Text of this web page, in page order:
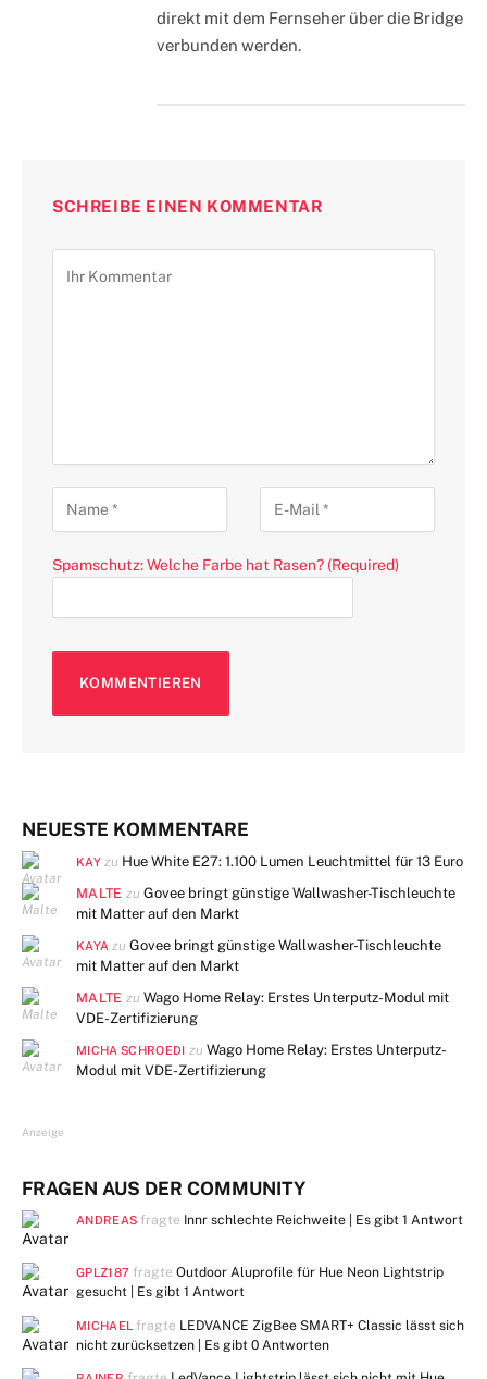
direkt mit dem Fernseher über die Bridge
verbunden werden.
SCHREIBE EINEN KOMMENTAR
Spamschutz: Welche Farbe hat Rasen? (Required)
NEUESTE KOMMENTARE
KAY zu Hue White E27: 1.100 Lumen Leuchtmittel für 13 Euro
MALTE zu Govee bringt günstige Wallwasher-Tischleuchte
mit Matter auf den Markt
KAYA zuGovee bringt günstige Wallwasher-Tischleuchte
mit Matter auf den Markt
MALTE zu Wago Home Relay: Erstes Unterputz-Modul mit
VDE-Zertifizierung
MICHA SCHROEDI zu Wago Home Relay: Erstes Unterputz-
Modul mit VDE-Zertifizierung
Anzeige
FRAGEN AUS DER COMMUNITY
ANDREAS fragte Innr schlechte Reichweite | Es gibt1 Antwort
GPLZ187 fragteOutdoor Aluprofile für Hue Neon Lightstrip
gesucht | Es gibt 1 Antwort
MICHAEL fragte LEDVANCE ZigBee SMART+ Classic lässt sich
nicht zurücksetzen | Es gibt 0 Antworten